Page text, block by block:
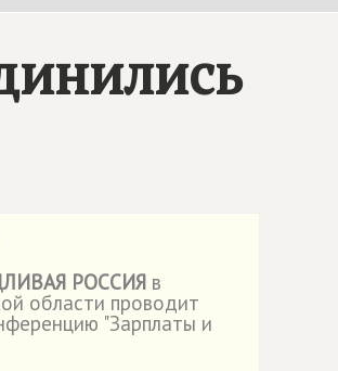
РОССИЯ в
области проводит
"Зарплаты и